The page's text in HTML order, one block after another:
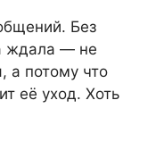
Без
ждала — не
а потому что
её уход. Хоть